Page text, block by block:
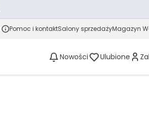
Pomoc i kontaktSalony sprzedażyMagazyn
Nowości Ulubione